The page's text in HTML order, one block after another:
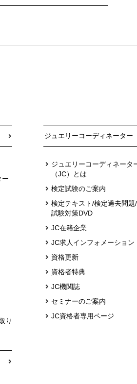
ー
り
ジュエリーコーディネーター
ジュエリーコーディネータ
（JC）とは
検定試験のご案内
検定テキスト/検定過去問題/
試験対策DVD
JC在籍企業
JC求人インフォメーション
資格更新
資格者特典
JC機関誌
セミナーのご案内
JC資格者専用ページ